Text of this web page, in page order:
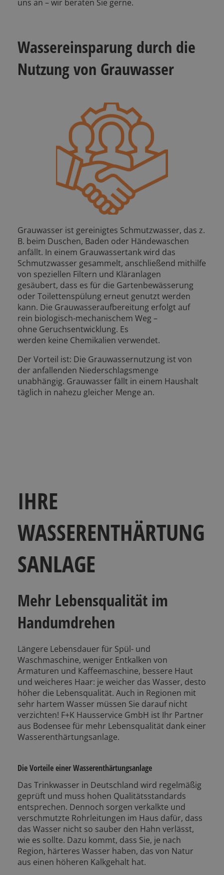
uns an – wir beraten Sie gerne.
Wassereinsparung durch die
Nutzung von Grauwasser
Grauwasser ist gereinigtes Schmutzwasser, das z.
B. beim Duschen, Baden oder Händewaschen
anfällt. In einem Grauwassertank wird das
Schmutzwasser gesammelt, anschließend mithilfe
von speziellen Filtern und Kläranlagen
gesäubert, dass es für die Gartenbewässerung
oder Toilettenspülung erneut genutzt werden
kann. Die Grauwasseraufbereitung erfolgt auf
rein biologisch-mechanischem Weg –
ohne Geruchsentwicklung. Es
werden keine Chemikalien verwendet.
Der Vorteil ist: Die Grauwassernutzung ist von
der anfallenden Niederschlagsmenge
unabhängig. Grauwasser fällt in einem Haushalt
täglich in nahezu gleicher Menge an.
IHRE
WASSERENTHÄRTUNG
SANLAGE
Mehr Lebensqualität im
Handumdrehen
Längere Lebensdauer für Spül- und
Waschmaschine, weniger Entkalken von
Armaturen und Kaffeemaschine, bessere Haut
und weicheres Haar: je weicher das Wasser, desto
höher die Lebensqualität. Auch in Regionen mit
sehr hartem Wasser müssen Sie darauf nicht
verzichten! F+K Hausservice GmbH ist Ihr Partner
aus Bodensee für mehr Lebensqualität dank einer
Wasserenthärtungsanlage.
Die Vorteile einer Wasserenthärtungsanlage
Das Trinkwasser in Deutschland wird regelmäßig
geprüft und muss hohen Qualitätsstandards
entsprechen. Dennoch sorgen verkalkte und
verschmutzte Rohrleitungen im Haus dafür, dass
das Wasser nicht so sauber den Hahn verlässt,
wie es sollte. Dazu kommt, dass Sie, je nach
Region, härteres Wasser haben, das von Natur
aus einen höheren Kalkgehalt hat.